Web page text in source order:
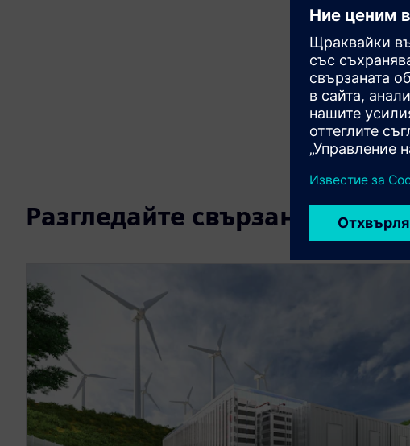
електрохимична
високоенергийно
експлозия и
Научете
Разгледайте свързани